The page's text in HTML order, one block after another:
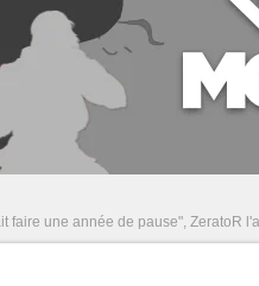
une année de pause", ZeratoR l'a finalement